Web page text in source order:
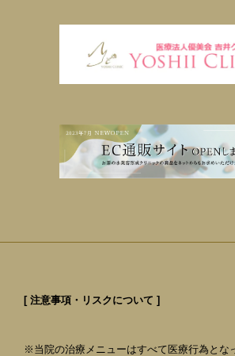
[ 注意事項・リスクについて ]
※当院の治療メニューはすべて医療行為とな